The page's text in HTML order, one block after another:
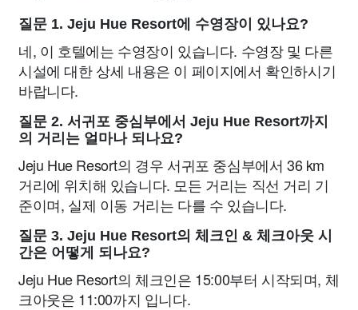
질문 1. Jeju Hue Resort에 수영장이 있나요?
네, 이 호텔에는 수영장이 있습니다. 수영장 및 다른
시설에 대한 상세 내용은 이 페이지에서 확인하시기
바랍니다.
질문 2. 서귀포 중심부에서 Jeju Hue Resort까지
의 거리는 얼마나 되나요?
Jeju Hue Resort의 경우 서귀포 중심부에서 36 km
거리에 위치해 있습니다. 모든 거리는 직선 거리 기
준이며, 실제 이동 거리는 다를 수 있습니다.
질문 3. Jeju Hue Resort의 체크인 & 체크아웃 시
간은 어떻게 되나요?
Jeju Hue Resort의 체크인은 15:00부터 시작되며, 체
크아웃은 11:00까지 입니다.